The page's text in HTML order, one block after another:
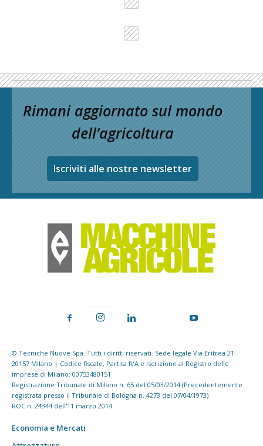
Rimani aggiornato sul mondo
dell’agricoltura
Iscriviti alle nostre newsletter
© Tecniche Nuove Spa. Tutti i diritti riservati. Sede legale Via Eritrea 21 -
20157 Milano | Codice fiscale, Partita IVA e Iscrizione al Registro delle
imprese di Milano: 00753480151
Registrazione Tribunale di Milano n. 65 del 05/03/2014 (Precedentemente
registrata presso il Tribunale di Bologna n. 4273 del 07/04/1973)
ROC n. 24344 dell'11 marzo 2014
Economia e Mercati